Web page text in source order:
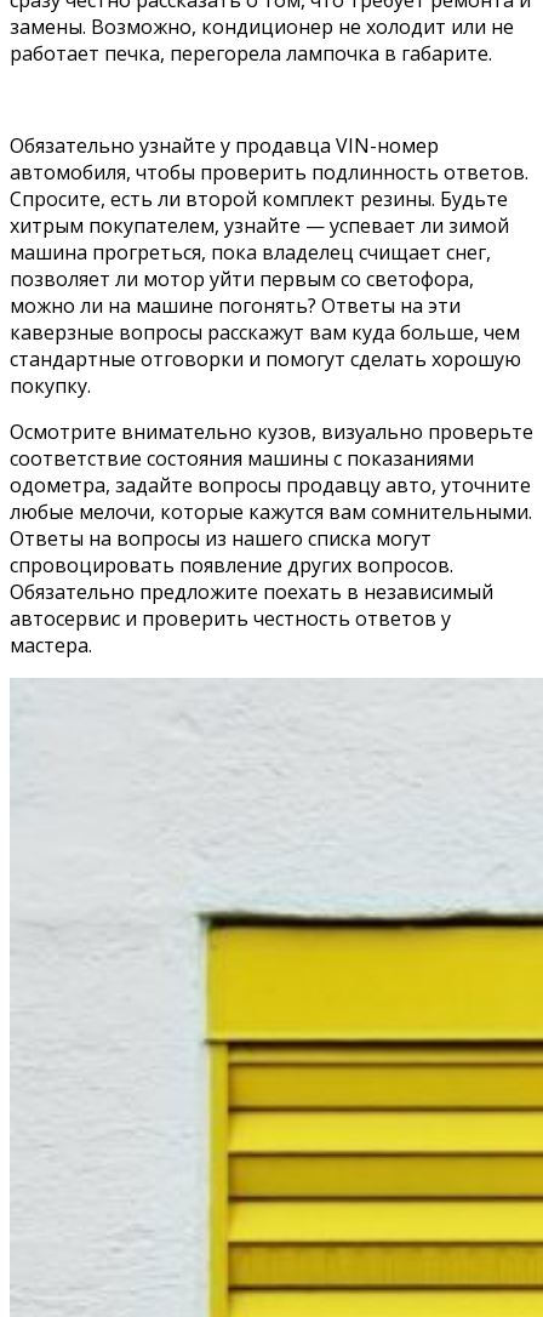
замены. Возможно, кондиционер не холодит или не
работает печка, перегорела лампочка в габарите.
Обязательно узнайте у продавца VIN-номер
автомобиля, чтобы проверить подлинность ответов.
Спросите, есть ли второй комплект резины. Будьте
хитрым покупателем, узнайте — успевает ли зимой
машина прогреться, пока владелец счищает снег,
позволяет ли мотор уйти первым со светофора,
можно ли на машине погонять? Ответы на эти
каверзные вопросы расскажут вам куда больше, чем
стандартные отговорки и помогут сделать хорошую
покупку.
Осмотрите внимательно кузов, визуально проверьте
соответствие состояния машины с показаниями
одометра, задайте вопросы продавцу авто, уточните
любые мелочи, которые кажутся вам сомнительными.
Ответы на вопросы из нашего списка могут
спровоцировать появление других вопросов.
Обязательно предложите поехать в независимый
автосервис и проверить честность ответов у
мастера.